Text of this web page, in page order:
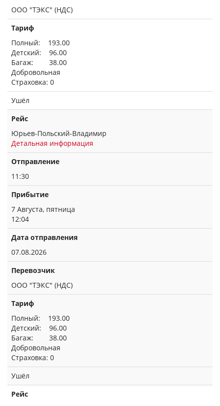
ООО "ТЭКС" (НДС)
Тариф
Полный: 193.00
Детский: 96.00
Багаж: 38.00
Добровольная
Страховка: 0
Ушёл
Рейс
Юрьев-Польский-Владимир
Детальная информация
Отправление
11:30
Прибытие
7 Августа, пятница
12:04
Дата отправления
07.08.2026
Перевозчик
ООО "ТЭКС" (НДС)
Тариф
Полный: 193.00
Детский: 96.00
Багаж: 38.00
Добровольная
Страховка: 0
Ушёл
Рейс